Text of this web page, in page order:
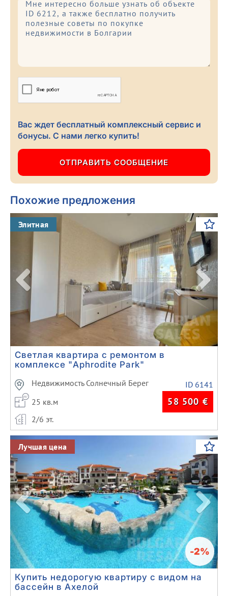
Вас ждет бесплатный комплексный сервис и
бонусы. С нами легко купить!
Похожие предложения
Previous Next
Элитная
Светлая квартира с ремонтом в
комплексе "Aphrodite Park"
Недвижимость Солнечный Берег
ID 6141
25 кв.м
58 500 €
2/6 эт.
Previous Next
Лучшая цена
-2%
Купить недорогую квартиру с видом на
бассейн в Ахелой